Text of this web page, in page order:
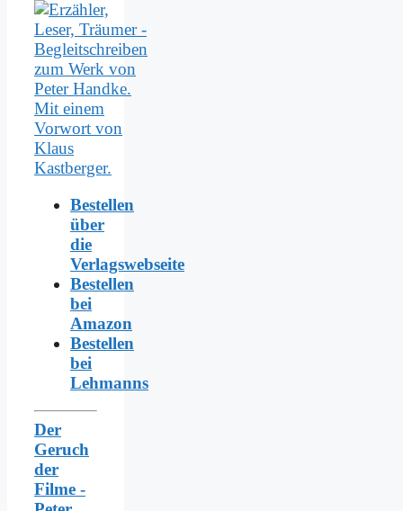
Bestellen
über
die
Verlagswebseite
Bestellen
bei
Amazon
Bestellen
bei
Lehmanns
Der
Geruch
der
Filme -